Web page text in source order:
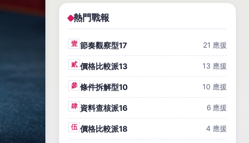
熱門戰報
壹 節奏觀察型17 21 應援
貳 價格比較派13 13 應援
參 條件拆解型10 10 應援
肆 資料查核派16 6 應援
伍 價格比較派18 4 應援